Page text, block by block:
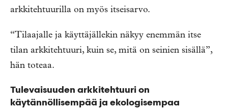
arkkitehtuurilla on myös itseisarvo.
“Tilaajalle ja käyttäjällekin näkyy enemmän itse
tilan arkkitehtuuri, kuin se, mitä on seinien sisällä”,
hän toteaa.
Tulevaisuuden arkkitehtuuri on
käytännöllisempää ja ekologisempaa